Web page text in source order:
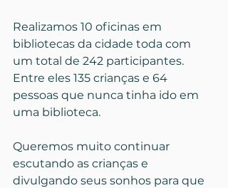
Realizamos 10 oficinas em
bibliotecas da cidade toda com
um total de 242 participantes.
Entre eles 135 crianças e 64
pessoas que nunca tinha ido em
uma biblioteca.
Queremos muito continuar
escutando as crianças e
divulgando seus sonhos para que